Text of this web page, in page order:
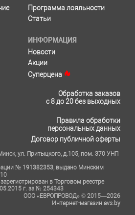
Программа лояльности
Статьи
ИНФОРМАЦИЯ
Новости
Акции
Суперцена
Обработка заказов
с 8 до 20 без выходных
Правила обработки
персональных данных
Договор публичной оферты
ул. Притыцкого, д.105, пом. 370 УНП
№ 191382353, выдано Минским
в Торговом реестре
г. за № 254343
ООО «ЕВРОПРОВОД» © 2015—2026
Интернет-магазин avs.by